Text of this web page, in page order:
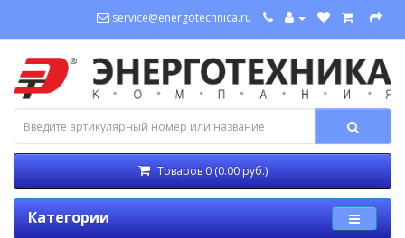
service@energotechnica.ru
Товаров 0 (0.00 руб.)
Категории